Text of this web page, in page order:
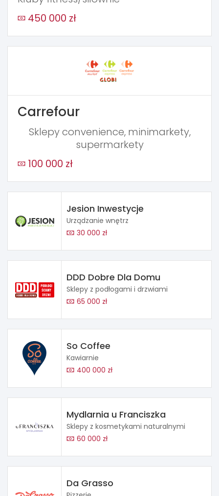
450 000 zł
Carrefour
Sklepy convenience, minimarkety,
supermarkety
100 000 zł
Jesion Inwestycje
Urządzanie wnętrz
30 000 zł
DDD Dobre Dla Domu
Sklepy z podłogami i drzwiami
65 000 zł
So Coffee
Kawiarnie
400 000 zł
Mydlarnia u Franciszka
Sklepy z kosmetykami naturalnymi
60 000 zł
Da Grasso